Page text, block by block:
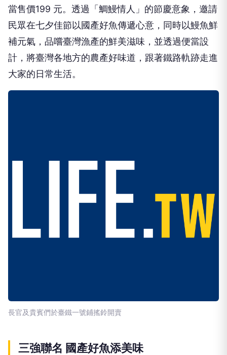
當售價199 元。透過「鯛鰻情人」的節慶意象，邀請
民眾在七夕佳節以國產好魚傳遞心意，同時以鰻魚鮮
補元氣，品嚐臺灣漁產的鮮美滋味，並透過便當設
計，將臺灣各地方的農產好味道，跟著鐵路軌跡走進
大家的日常生活。
長官及貴賓們於臺鐵一號鋪搖鈴開賣
三強聯名 國產好魚添美味